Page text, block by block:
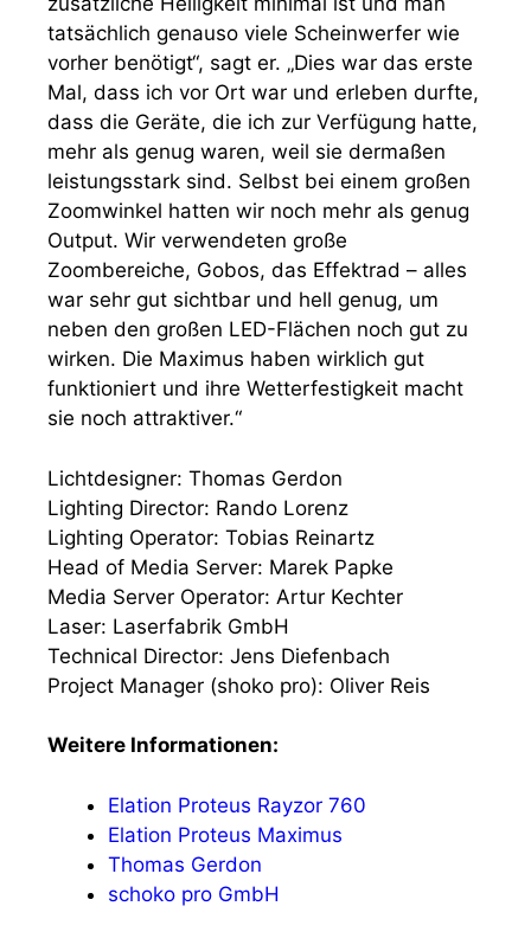
tatsächlich genauso viele Scheinwerfer wie
vorher benötigt“, sagt er. „Dies war das erste
Mal, dass ich vor Ort war und erleben durfte,
dass die Geräte, die ich zur Verfügung hatte,
mehr als genug waren, weil sie dermaßen
leistungsstark sind. Selbst bei einem großen
Zoomwinkel hatten wir noch mehr als genug
Output. Wir verwendeten große
Zoombereiche, Gobos, das Effektrad – alles
war sehr gut sichtbar und hell genug, um
neben den großen LED-Flächen noch gut zu
wirken. Die Maximus haben wirklich gut
funktioniert und ihre Wetterfestigkeit macht
sie noch attraktiver.“
Lichtdesigner: Thomas Gerdon
Lighting Director: Rando Lorenz
Lighting Operator: Tobias Reinartz
Head of Media Server: Marek Papke
Media Server Operator: Artur Kechter
Laser: Laserfabrik GmbH
Technical Director: Jens Diefenbach
Project Manager (shoko pro): Oliver Reis
Weitere Informationen:
Elation Proteus Rayzor 760
Elation Proteus Maximus
Thomas Gerdon
schoko pro GmbH